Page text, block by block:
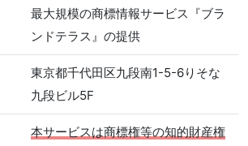
最大規模の商標情報サービス『ブラ
ンドテラス』の提供
東京都千代田区九段南1-5-6りそな
九段ビル5F
本サービスは商標権等の知的財産権